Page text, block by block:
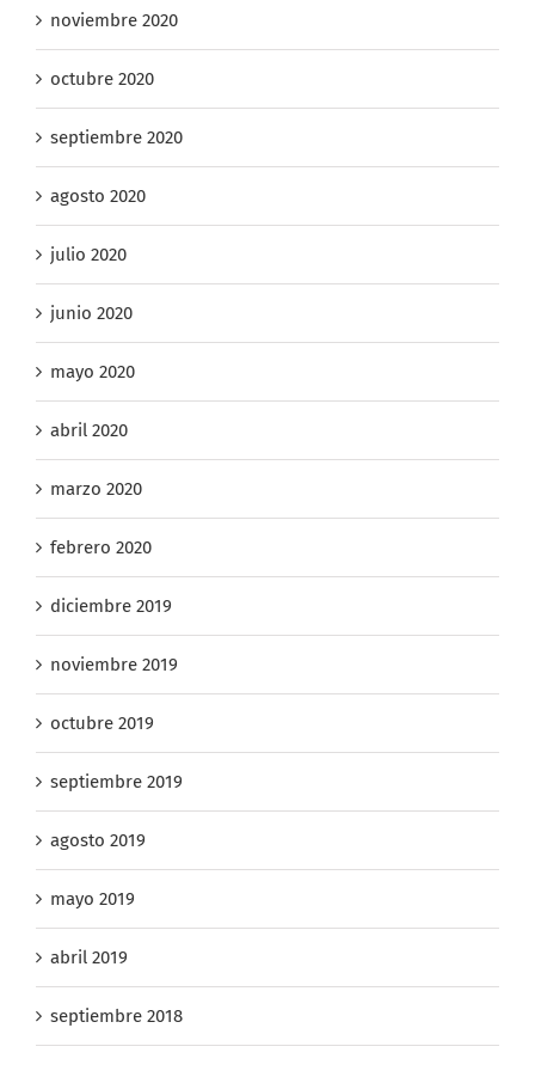
noviembre 2020
octubre 2020
septiembre 2020
agosto 2020
julio 2020
junio 2020
mayo 2020
abril 2020
marzo 2020
febrero 2020
diciembre 2019
noviembre 2019
octubre 2019
septiembre 2019
agosto 2019
mayo 2019
abril 2019
septiembre 2018